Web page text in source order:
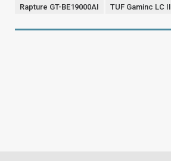
Rapture GT-BE19000AI
TUF Gaminc LC II